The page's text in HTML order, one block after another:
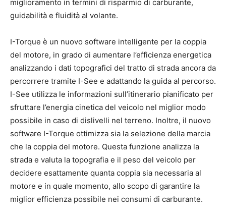
miglioramento in termini di risparmio di carburante,
guidabilità e fluidità al volante.
I-Torque è un nuovo software intelligente per la coppia
del motore, in grado di aumentare l’efficienza energetica
analizzando i dati topografici del tratto di strada ancora da
percorrere tramite I-See e adattando la guida al percorso.
I-See utilizza le informazioni sull’itinerario pianificato per
sfruttare l’energia cinetica del veicolo nel miglior modo
possibile in caso di dislivelli nel terreno. Inoltre, il nuovo
software I-Torque ottimizza sia la selezione della marcia
che la coppia del motore. Questa funzione analizza la
strada e valuta la topografia e il peso del veicolo per
decidere esattamente quanta coppia sia necessaria al
motore e in quale momento, allo scopo di garantire la
miglior efficienza possibile nei consumi di carburante.